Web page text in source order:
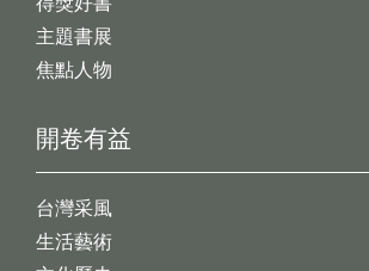
開卷有益
台灣采風
生活藝術
主題書展
焦點人物